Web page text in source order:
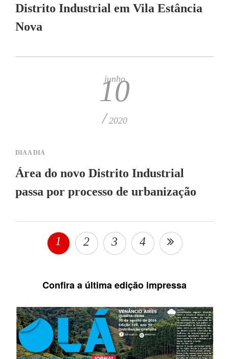
Distrito Industrial em Vila Estância
Nova
junho
10
/ 2020
DIA A DIA
Área do novo Distrito Industrial
passa por processo de urbanização
1 2 3 4
Confira a última edição impressa